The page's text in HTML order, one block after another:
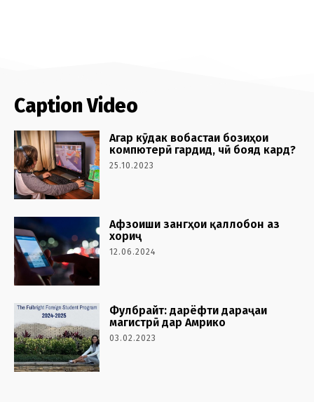
Caption Video
Агар кӯдак вобастаи бозиҳои
компютерӣ гардид, чӣ бояд кард?
25.10.2023
Афзоиши зангҳои қаллобон аз
хориҷ
12.06.2024
Фулбрайт: дарёфти дараҷаи
магистрӣ дар Амрико
03.02.2023